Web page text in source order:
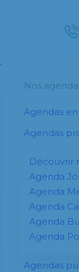
Nos
Agendas
Agendas
Découvrir
Agenda
Agenda
Agenda
Agenda
Agenda
Agendas